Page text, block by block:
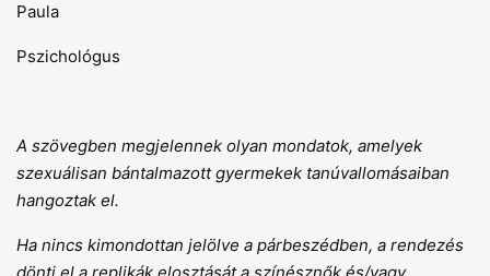
Paula
Pszichológus
A szövegben megjelennek olyan mondatok, amelyek
szexuálisan bántalmazott gyermekek tanúvallomásaiban
hangoztak el.
Ha nincs kimondottan jelölve a párbeszédben, a rendezés